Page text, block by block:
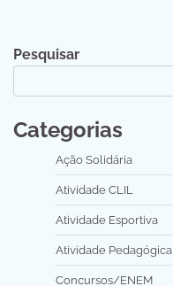
Pesquisar
Categorias
Ação Solidária
Atividade CLIL
Atividade Esportiva
Atividade Pedagógica
Concursos/ENEM